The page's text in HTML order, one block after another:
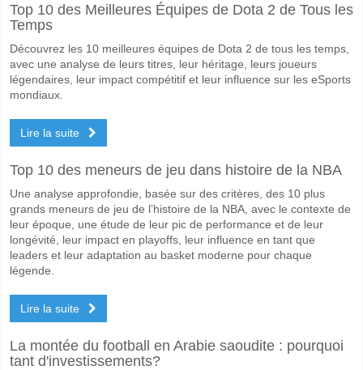
Le match entre Colorado Rapids v Union Omaha 15 April 2026 02:30.
Colorado Rapids pour le Gagnant du match, avec une probabilité de
Les deux équipes marqueront-elles dans le match
Non pour Les Deux Équipes Marquent, avec un pourcentage de 57%.
Quel sera le résultat correct attendu entre Colorado
Sur le côté risqué, vous pouvez essayer le Résultat Correct de 3-0
Top 10 des Meilleures Équipes de Dota 2 de Tous les
Temps
Découvrez les 10 meilleures équipes de Dota 2 de tous les temps,
avec une analyse de leurs titres, leur héritage, leurs joueurs
légendaires, leur impact compétitif et leur influence sur les eSports
mondiaux.
Lire la suite
Top 10 des meneurs de jeu dans histoire de la NBA
Une analyse approfondie, basée sur des critères, des 10 plus
grands meneurs de jeu de l’histoire de la NBA, avec le contexte de
leur époque, une étude de leur pic de performance et de leur
longévité, leur impact en playoffs, leur influence en tant que
leaders et leur adaptation au basket moderne pour chaque
légende.
Lire la suite
La montée du football en Arabie saoudite : pourquoi
tant d'investissements?